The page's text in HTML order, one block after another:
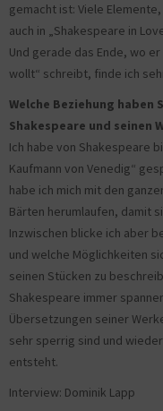
gemacht ist: Viele
auch in „Shakespeare in
Und gerade das Ende, wo
wollt“ schreibt, finde ich
Welche Beziehung haben
Shakespeare und seinen
Ich habe von Shakespeare
Kaufmann von Venedig“
habe ich mich mit den
Bärten herumlaufen, damit
Inzwischen blicke ich aber
und welche Möglichkeiten
seinen Stücken zu
Shakespeare immer
Übersetzungen seiner
sehr sperrig sind und
entsteht.
Interview: Dominik Lapp